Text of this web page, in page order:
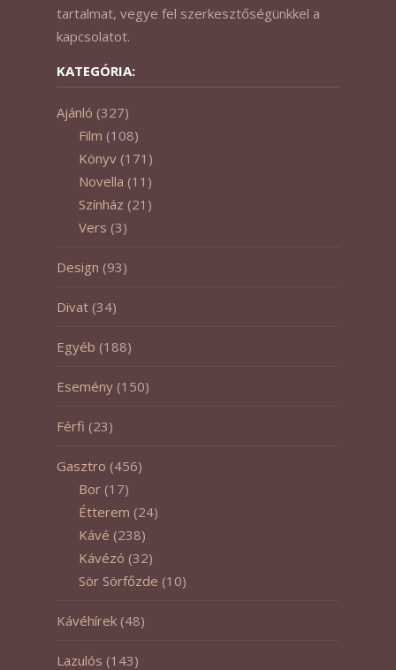
tartalmat, vegye fel szerkesztőségünkkel a
kapcsolatot.
KATEGÓRIA:
Ajánló (327)
Film (108)
Könyv (171)
Novella (11)
Színház (21)
Vers (3)
Design (93)
Divat (34)
Egyéb (188)
Esemény (150)
Férfi (23)
Gasztro (456)
Bor (17)
Étterem (24)
Kávé (238)
Kávézó (32)
Sör Sörfőzde (10)
Kávéhírek (48)
Lazulós (143)